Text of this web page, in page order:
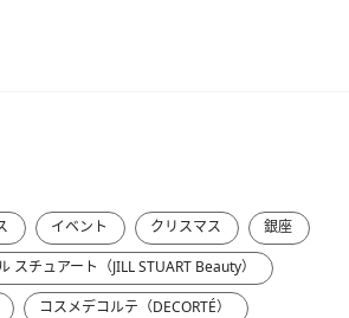
イベント クリスマス
銀座
スチュアート（JILL STUART Beauty）
コスメデコルテ（DECORTÉ）